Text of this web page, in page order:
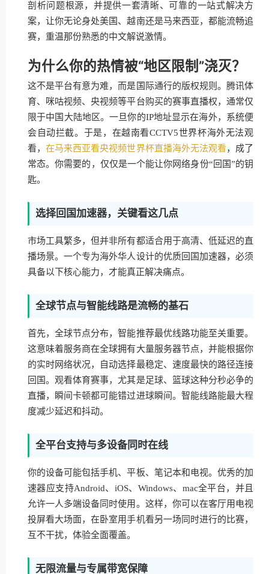
剖析问题根源，并提供一套清晰、可靠的一站式解决方
案，让你无论身处美国、越南还是马来西亚，都能流畅追
赛，重温那份熟悉的中文解说激情。
为什么你的热情被“地区限制”浇灭？
这不是平台有意为难，而是国际通行的版权规则。腾讯体
育、咪咕视频、央视频等平台购买的赛事直播权，通常仅
限于中国大陆地区。一旦你的IP地址显示在海外，系统便
会自动拦截。于是，在越南看CCTV5世界杯海外无法观
看，在马来西亚看央视频世界杯直播海外无法观看，成了
常态。你需要的，仅仅是一个能让你网络身份“回国”的钥
匙。
选择回国加速器，关键看这几点
市场工具繁多，但并非所有都适合用于高清、低延迟的直
播场景。一个专为海外华人设计的优质回国加速器，必须
具备以下核心能力，才能真正解决痛点。
全球节点与智能线路是流畅的基石
首先，全球节点分布，智能推荐最优线路功能至关重要。
这意味着服务商在全球拥有大量服务器节点，并能根据你
的实时网络状况，自动选择最稳定、速度最快的路径连接
回国。观看体育赛事，尤其是足球、篮球这种分秒必争的
直播，瞬间卡顿都可能错过进球瞬间。智能线路能最大程
度减少延迟和抖动。
全平台支持与多设备同时在线
你的设备可能包括手机、平板、笔记本和电视。优秀的加
速器应支持Android、iOS、Windows、mac全平台，并且
允许一人多端设备同时使用。这样，你可以在客厅用电视
投屏看大场面，在卧室用手机看另一场同时进行的比赛，
互不干扰，体验全面覆盖。
无限流量与专属带宽保障